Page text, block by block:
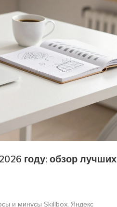
году: обзор лучших
и минусы Skillbox, Яндекс